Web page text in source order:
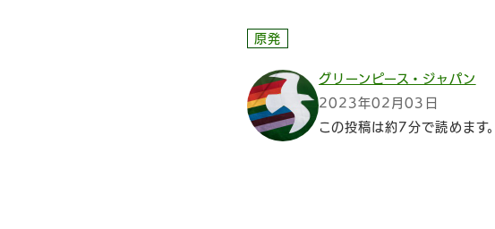
原発
グリーンピース・ジャパン
2023年02月03日
この投稿は約7分で読めます。